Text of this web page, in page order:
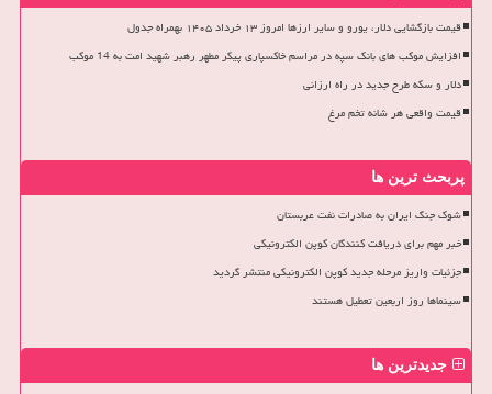
قیمت بازگشایی دلار، یورو و سایر ارزها امروز ۱۳ خرداد ۱۴۰۵ بهمراه جدول
افزایش موکب های بانک سپه در مراسم خاکسپاری پیکر مطهر رهبر شهید امت به 14 موکب
دلار و سکه طرح جدید در راه ارزانی
قیمت واقعی هر شانه تخم مرغ
پربحث ترین ها
شوک جنگ ایران به صادرات نفت عربستان
خبر مهم برای دریافت کنندگان کوپن الکترونیکی
جزئیات واریز مرحله جدید کوپن الکترونیکی منتشر گردید
سینماها روز اربعین تعطیل هستند
جدیدترین ها